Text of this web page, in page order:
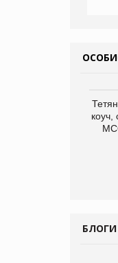
коуч,
БЛОГИ